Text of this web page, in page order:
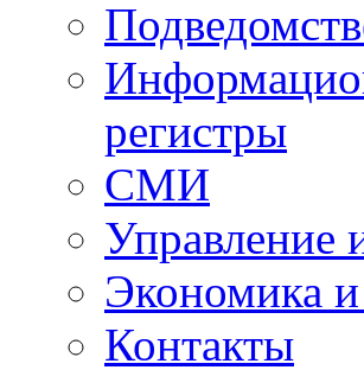
регистры
СМИ
Управление
Экономика
Контакты